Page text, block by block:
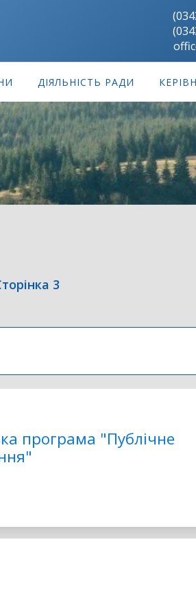
ДІЯЛЬНІСТЬ РАДИ
3
програма "Публічне